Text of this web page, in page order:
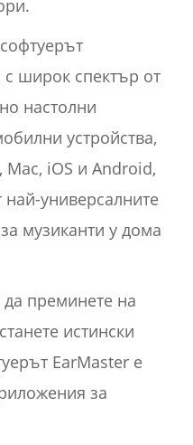
широк спектър от
настолни
устройства,
iOS и Android,
най-универсалните
музиканти у дома
да преминете на
истински
EarMaster е
за